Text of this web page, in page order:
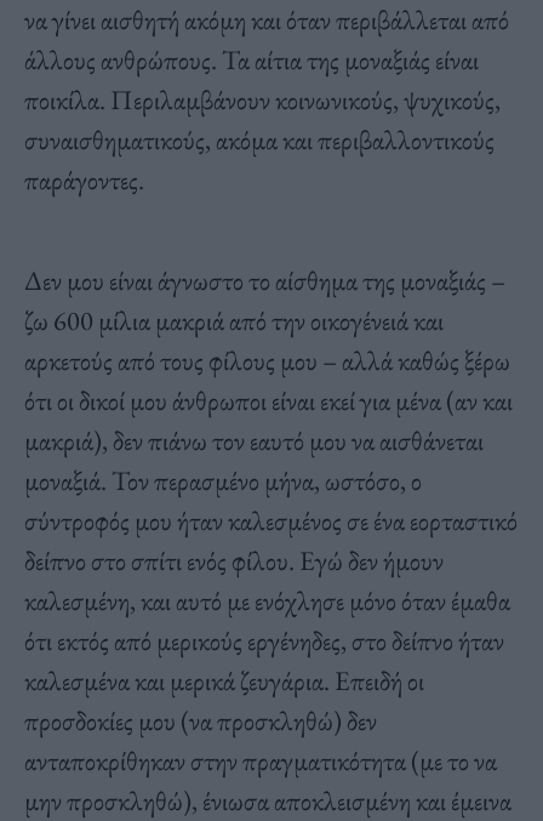
να γίνει αισθητή ακόμη και όταν περιβάλλεται από
άλλους ανθρώπους. Τα αίτια της μοναξιάς είναι
ποικίλα. Περιλαμβάνουν κοινωνικούς, ψυχικούς,
συναισθηματικούς, ακόμα και περιβαλλοντικούς
παράγοντες.
Δεν μου είναι άγνωστο το αίσθημα της μοναξιάς –
ζω 600 μίλια μακριά από την οικογένειά και
αρκετούς από τους φίλους μου – αλλά καθώς ξέρω
ότι οι δικοί μου άνθρωποι είναι εκεί για μένα (αν και
μακριά), δεν πιάνω τον εαυτό μου να αισθάνεται
μοναξιά. Τον περασμένο μήνα, ωστόσο, ο
σύντροφός μου ήταν καλεσμένος σε ένα εορταστικό
δείπνο στο σπίτι ενός φίλου. Εγώ δεν ήμουν
καλεσμένη, και αυτό με ενόχλησε μόνο όταν έμαθα
ότι εκτός από μερικούς εργένηδες, στο δείπνο ήταν
καλεσμένα και μερικά ζευγάρια. Επειδή οι
προσδοκίες μου (να προσκληθώ) δεν
ανταποκρίθηκαν στην πραγματικότητα (με το να
μην προσκληθώ), ένιωσα αποκλεισμένη και έμεινα